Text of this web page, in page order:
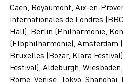
Caen, Royaumont, Aix-en-
internationales de Londres
Hall), Berlin (Philharmonie,
(Elbphilharmonie), Amsterdam
Bruxelles (Bozar, Klara
Festival), Aldeburgh,
Rome, Venise, Tokyo,